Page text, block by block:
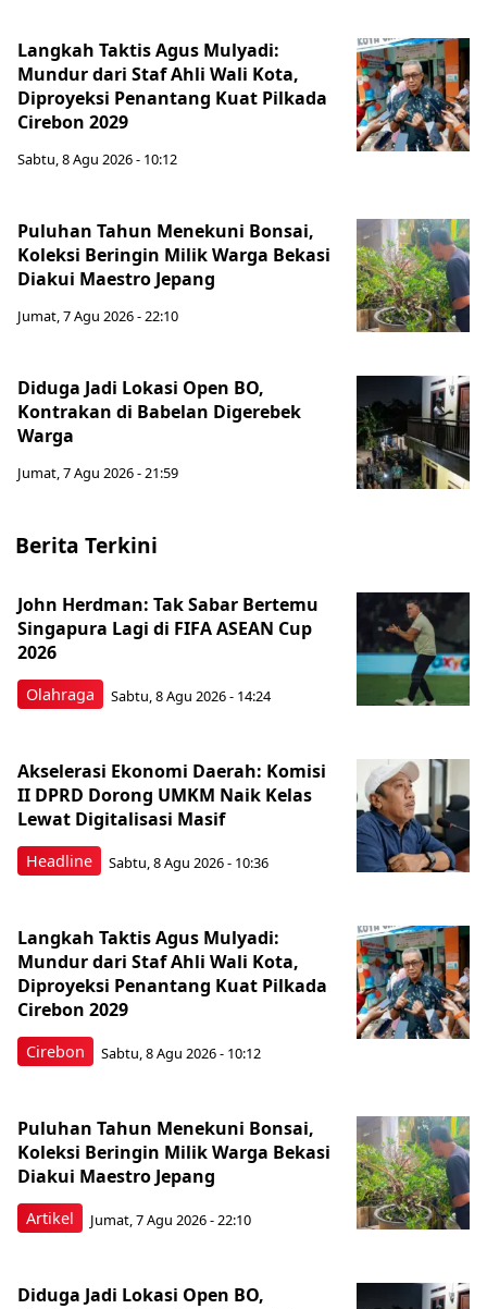
Langkah Taktis Agus Mulyadi:
Mundur dari Staf Ahli Wali Kota,
Diproyeksi Penantang Kuat Pilkada
Cirebon 2029
Sabtu, 8 Agu 2026 - 10:12
Puluhan Tahun Menekuni Bonsai,
Koleksi Beringin Milik Warga Bekasi
Diakui Maestro Jepang
Jumat, 7 Agu 2026 - 22:10
Diduga Jadi Lokasi Open BO,
Kontrakan di Babelan Digerebek
Warga
Jumat, 7 Agu 2026 - 21:59
Berita Terkini
Olahraga
John Herdman: Tak Sabar Bertemu
Singapura Lagi di FIFA ASEAN Cup
2026
Sabtu, 8 Agu 2026 - 14:24
Headline
Akselerasi Ekonomi Daerah: Komisi
II DPRD Dorong UMKM Naik Kelas
Lewat Digitalisasi Masif
Sabtu, 8 Agu 2026 - 10:36
Cirebon
Langkah Taktis Agus Mulyadi:
Mundur dari Staf Ahli Wali Kota,
Diproyeksi Penantang Kuat Pilkada
Cirebon 2029
Sabtu, 8 Agu 2026 - 10:12
Artikel
Puluhan Tahun Menekuni Bonsai,
Koleksi Beringin Milik Warga Bekasi
Diakui Maestro Jepang
Jumat, 7 Agu 2026 - 22:10
Diduga Jadi Lokasi Open BO,